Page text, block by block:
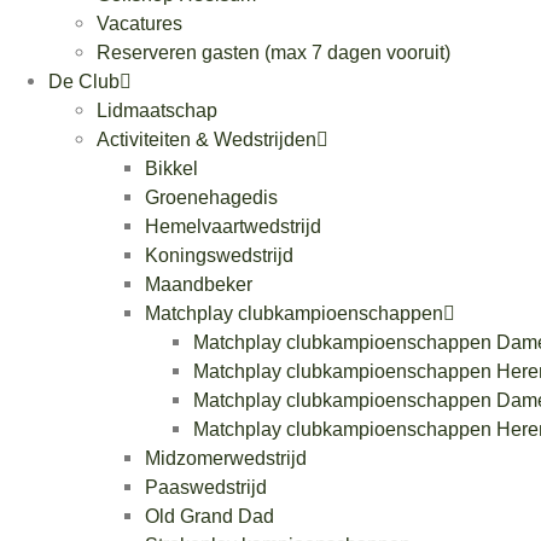
Vacatures
Reserveren gasten (max 7 dagen vooruit)
De Club
Lidmaatschap
Activiteiten & Wedstrijden
Bikkel
Groenehagedis
Hemelvaartwedstrijd
Koningswedstrijd
Maandbeker
Matchplay clubkampioenschappen
Matchplay clubkampioenschappen
Matchplay clubkampioenschappen
Matchplay clubkampioenschappen
Matchplay clubkampioenschappen
Midzomerwedstrijd
Paaswedstrijd
Old Grand Dad